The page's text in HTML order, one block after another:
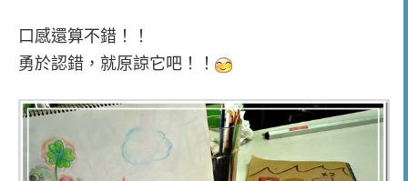
口感還算不錯！！
勇於認錯，就原諒它吧！！